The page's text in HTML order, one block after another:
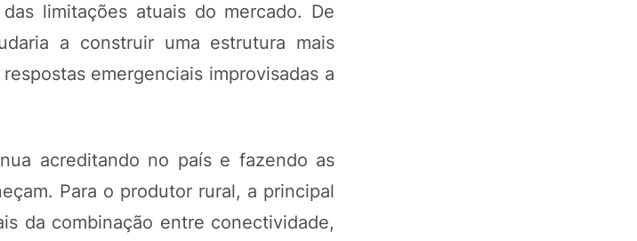
limitações atuais do mercado. De
a construir uma estrutura mais
emergenciais improvisadas a
acreditando no país e fazendo as
Para o produtor rural, a principal
da combinação entre conectividade,